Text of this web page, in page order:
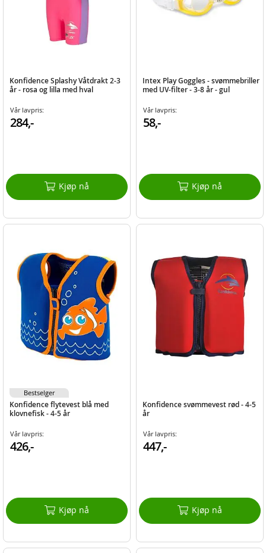
Konfidence Splashy Våtdrakt 2-3
år - rosa og lilla med hval
Vår lavpris:
284,-
Kjøp nå
Intex Play Goggles - svømmebriller
med UV-filter - 3-8 år - gul
Vår lavpris:
58,-
Kjøp nå
Konfidence flytevest blå med
klovnefisk - 4-5 år
Vår lavpris:
426,-
Kjøp nå
Bestselger
Konfidence svømmevest rød - 4-5
år
Vår lavpris:
447,-
Kjøp nå